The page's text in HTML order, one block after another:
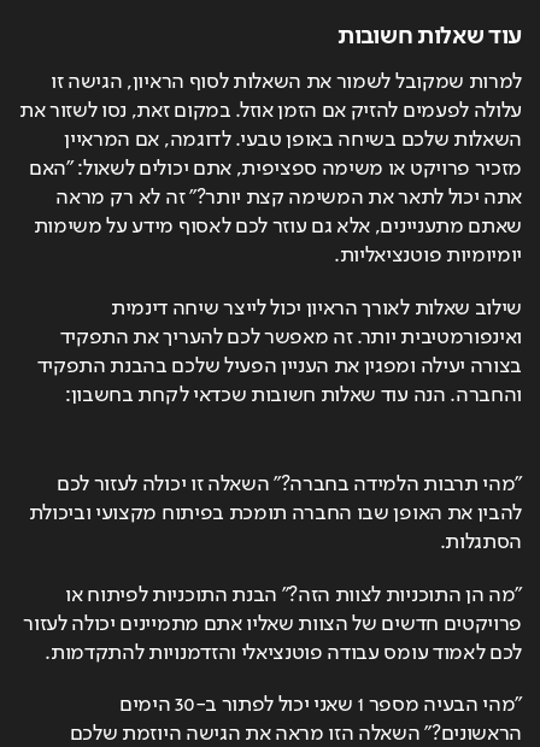
עוד שאלות חשובות
עלולה לפעמים להזיק אם הזמן אוזל. במקום זאת, נסו לשזור את
השאלות שלכם בשיחה באופן טבעי. לדוגמה, אם המראיין
מזכיר פרויקט או משימה ספציפית, אתם יכולים לשאול: "האם
אתה יכול לתאר את המשימה קצת יותר?" זה לא רק מראה
שאתם מתעניינים, אלא גם עוזר לכם לאסוף מידע על משימות
יומיומיות פוטנציאליות.
שילוב שאלות לאורך הראיון יכול לייצר שיחה דינמית
ואינפורמטיבית יותר. זה מאפשר לכם להעריך את התפקיד
בצורה יעילה ומפגין את העניין הפעיל שלכם בהבנת התפקיד
והחברה. הנה עוד שאלות חשובות שכדאי לקחת בחשבון:
"מהי תרבות הלמידה בחברה?" השאלה זו יכולה לעזור לכם
להבין את האופן שבו החברה תומכת בפיתוח מקצועי וביכולת
הסתגלות.
"מה הן התוכניות לצוות הזה?" הבנת התוכניות לפיתוח או
פרויקטים חדשים של הצוות שאליו אתם מתמיינים יכולה לעזור
לכם לאמוד עומס עבודה פוטנציאלי והזדמנויות להתקדמות.
"מהי הבעיה מספר 1 שאני יכול לפתור ב-30 הימים
הראשונים?" השאלה הזו מראה את הגישה היוזמת שלכם